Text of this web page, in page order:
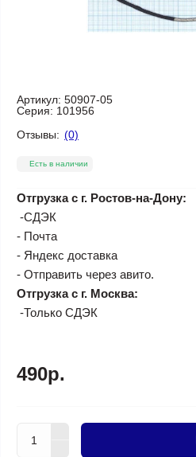
Артикул: 50907-05
Серия: 101956
Отзывы: (0)
Есть в наличии
Отгрузка с г. Ростов-на-Дону:
-СДЭК
- Почта
- Яндекс доставка
- Отправить через авито.
Отгрузка с г. Москва:
-Только СДЭК
490р.